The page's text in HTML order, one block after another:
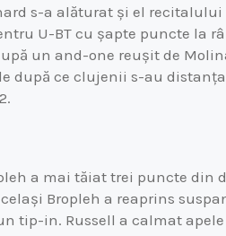
s-a alăturat și el
U-BT cu șapte puncte la
un and-one reușit de
după ce clujenii s-au
a mai tăiat trei puncte din
Bropleh a reaprins
tip-in. Russell a calmat